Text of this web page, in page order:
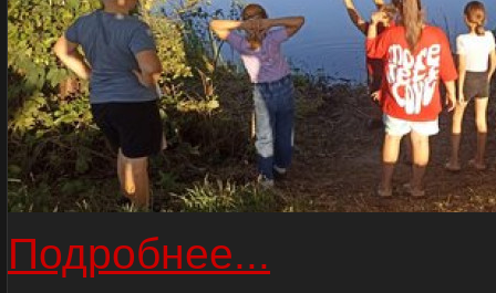
Подробнее...